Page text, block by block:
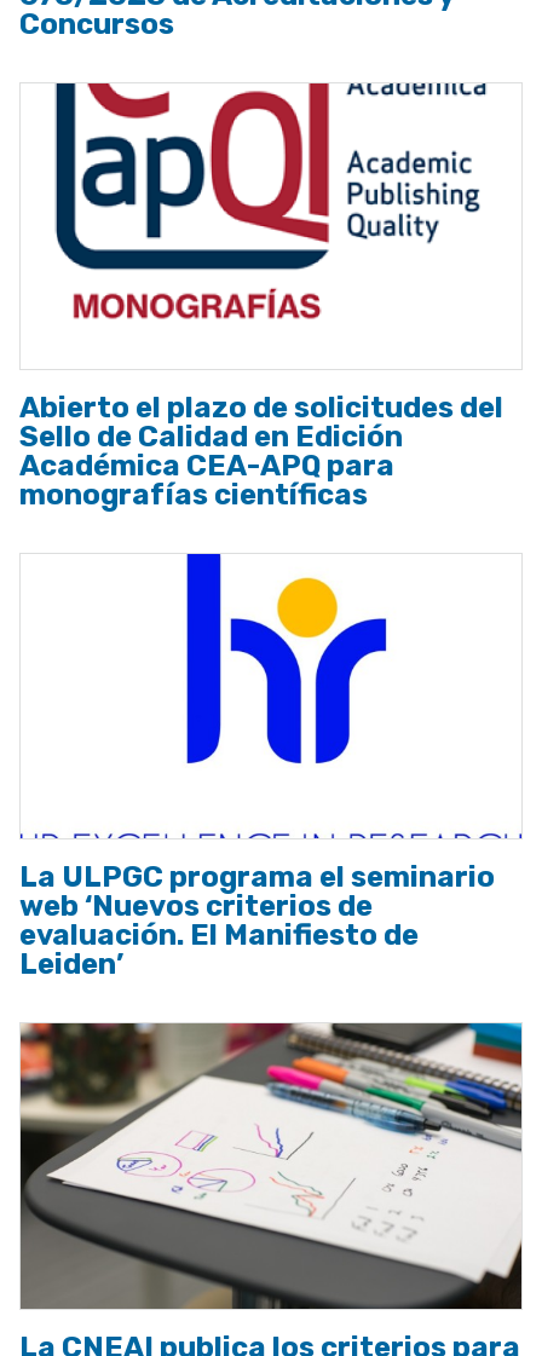
Concursos
Abierto el plazo de solicitudes del
Sello de Calidad en Edición
Académica CEA-APQ para
monografías científicas
La ULPGC programa el seminario
web ‘Nuevos criterios de
evaluación. El Manifiesto de
Leiden’
La CNEAI publica los criterios para